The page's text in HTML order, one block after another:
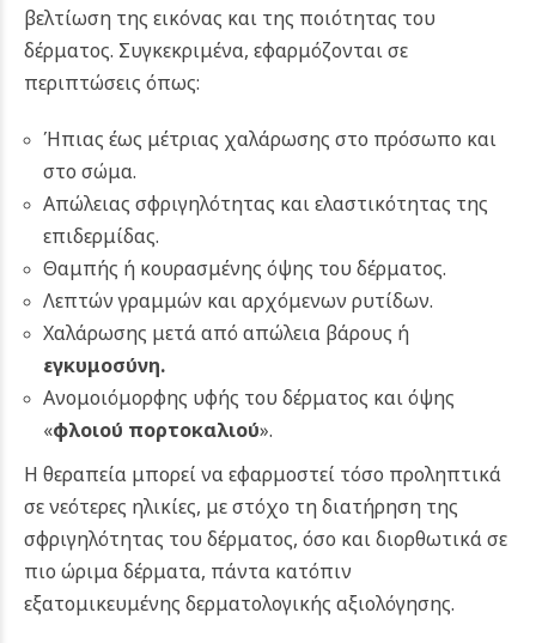
βελτίωση της εικόνας και της ποιότητας του
δέρματος. Συγκεκριμένα, εφαρμόζονται σε
περιπτώσεις όπως:
Ήπιας έως μέτριας χαλάρωσης στο πρόσωπο και
στο σώμα.
Απώλειας σφριγηλότητας και ελαστικότητας της
επιδερμίδας.
Θαμπής ή κουρασμένης όψης του δέρματος.
Λεπτών γραμμών και αρχόμενων ρυτίδων.
Χαλάρωσης μετά από απώλεια βάρους ή
εγκυμοσύνη.
Ανομοιόμορφης υφής του δέρματος και όψης
«φλοιού πορτοκαλιού».
Η θεραπεία μπορεί να εφαρμοστεί τόσο προληπτικά
σε νεότερες ηλικίες, με στόχο τη διατήρηση της
σφριγηλότητας του δέρματος, όσο και διορθωτικά σε
πιο ώριμα δέρματα, πάντα κατόπιν
εξατομικευμένης δερματολογικής αξιολόγησης.